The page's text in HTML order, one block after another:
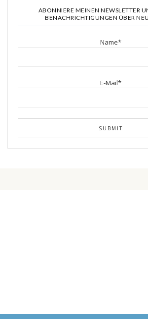
ABONNIERE MEINEN NEWSLETTER
BENACHRICHTIGUNGEN ÜBER
Name*
E-Mail*